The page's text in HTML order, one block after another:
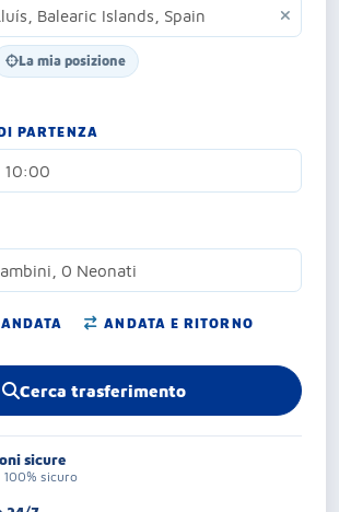
La mia posizione
PARTENZA
0 Neonati
ANDATA E RITORNO
Cerca trasferimento
sicure
sicuro